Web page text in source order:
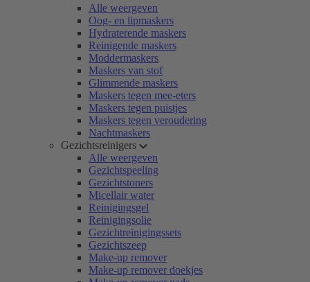
Alle weergeven
Oog- en lipmaskers
Hydraterende maskers
Reinigende maskers
Moddermaskers
Maskers van stof
Glimmende maskers
Maskers tegen mee-eters
Maskers tegen puistjes
Maskers tegen veroudering
Nachtmaskers
Gezichtsreinigers
Alle weergeven
Gezichtspeeling
Gezichtstoners
Micellair water
Reinigingsgel
Reinigingsolie
Gezichtreinigingssets
Gezichtszeep
Make-up remover
Make-up remover doekjes